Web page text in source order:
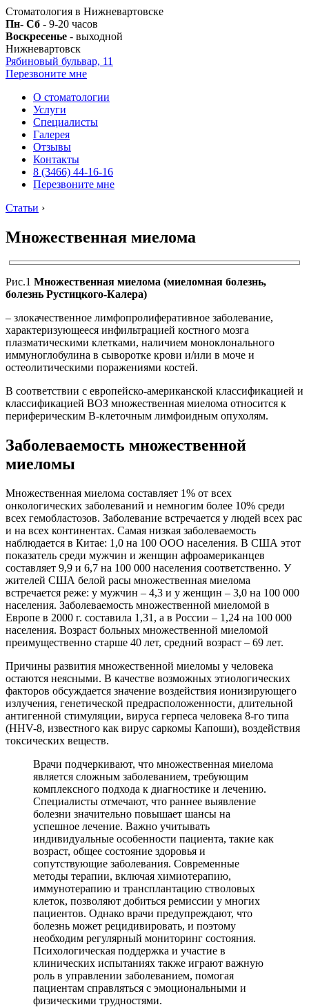
Стоматология в Нижневартовске
Пн- Сб - 9-20 часов
Воскресенье - выходной
Нижневартовск
Рябиновый бульвар, 11
Перезвоните мне
О стоматологии
Услуги
Специалисты
Галерея
Отзывы
Контакты
8 (3466) 44-16-16
Перезвоните мне
Статьи ›
Множественная миелома
Рис.1 Множественная миелома (миеломная болезнь,
болезнь Рустицкого-Калера)
– злокачественное лимфопролиферативное заболевание,
характеризующееся инфильтрацией костного мозга
плазматическими клетками, наличием моноклонального
иммуноглобулина в сыворотке крови и/или в моче и
остеолитическими поражениями костей.
В соответствии с европейско-американской классификацией и
классификацией ВОЗ множественная миелома относится к
периферическим В-клеточным лимфоидным опухолям.
Заболеваемость множественной
миеломы
Множественная миелома составляет 1% от всех
онкологических заболеваний и немногим более 10% среди
всех гемобластозов. Заболевание встречается у людей всех рас
и на всех континентах. Самая низкая заболеваемость
наблюдается в Китае: 1,0 на 100 ООО населения. В США этот
показатель среди мужчин и женщин афроамериканцев
составляет 9,9 и 6,7 на 100 000 населения соответственно. У
жителей США белой расы множественная миелома
встречается реже: у мужчин – 4,3 и у женщин – 3,0 на 100 000
населения. Заболеваемость множественной миеломой в
Европе в 2000 г. составила 1,31, а в России – 1,24 на 100 000
населения. Возраст больных множественной миеломой
преимущественно старше 40 лет, средний возраст – 69 лет.
Причины развития множественной миеломы у человека
остаются неясными. В качестве возможных этиологических
факторов обсуждается значение воздействия ионизирующего
излучения, генетической предрасположенности, длительной
антигенной стимуляции, вируса герпеса человека 8-го типа
(HHV-8, известного как вирус саркомы Капоши), воздействия
токсических веществ.
Врачи подчеркивают, что множественная миелома
является сложным заболеванием, требующим
комплексного подхода к диагностике и лечению.
Специалисты отмечают, что раннее выявление
болезни значительно повышает шансы на
успешное лечение. Важно учитывать
индивидуальные особенности пациента, такие как
возраст, общее состояние здоровья и
сопутствующие заболевания. Современные
методы терапии, включая химиотерапию,
иммунотерапию и трансплантацию стволовых
клеток, позволяют добиться ремиссии у многих
пациентов. Однако врачи предупреждают, что
болезнь может рецидивировать, и поэтому
необходим регулярный мониторинг состояния.
Психологическая поддержка и участие в
клинических испытаниях также играют важную
роль в управлении заболеванием, помогая
пациентам справляться с эмоциональными и
физическими трудностями.